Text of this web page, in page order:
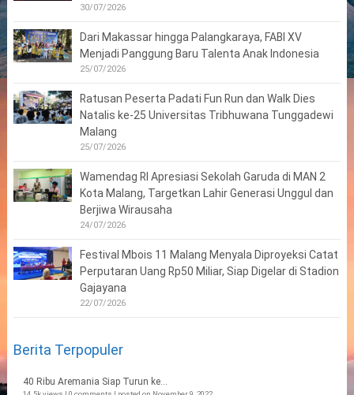
30/07/2026
Dari Makassar hingga Palangkaraya, FABI XV
Menjadi Panggung Baru Talenta Anak Indonesia
25/07/2026
Ratusan Peserta Padati Fun Run dan Walk Dies
Natalis ke-25 Universitas Tribhuwana Tunggadewi
Malang
25/07/2026
Wamendag RI Apresiasi Sekolah Garuda di MAN 2
Kota Malang, Targetkan Lahir Generasi Unggul dan
Berjiwa Wirausaha
24/07/2026
Festival Mbois 11 Malang Menyala Diproyeksi Catat
Perputaran Uang Rp50 Miliar, Siap Digelar di Stadion
Gajayana
22/07/2026
Berita Terpopuler
40 Ribu Aremania Siap Turun ke...